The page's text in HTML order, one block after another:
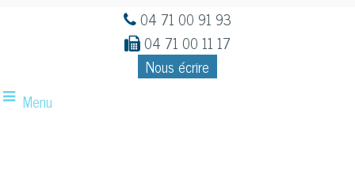
04 71 00 91 93
04 71 00 11 17
Nous écrire
Menu